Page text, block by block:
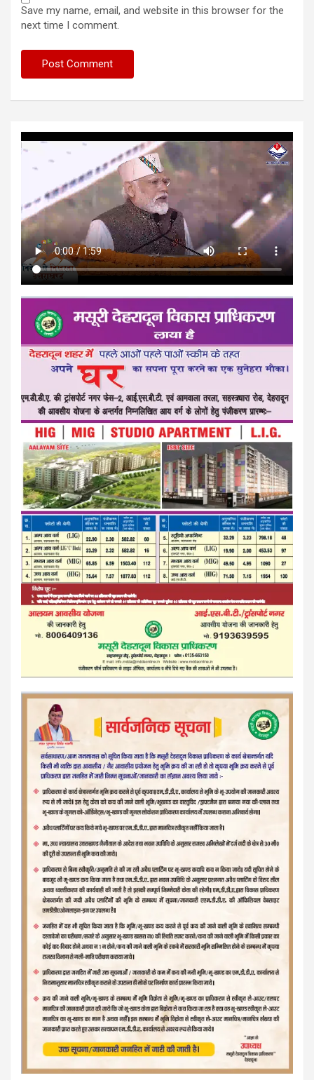
Save my name, email, and website in this browser for the
next time I comment.